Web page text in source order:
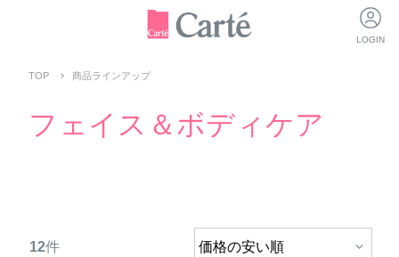
LOGIN
TOP 商品ラインアップ
フェイス＆ボディケア
12件